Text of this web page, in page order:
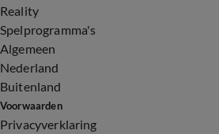
Reality
Spelprogramma's
Algemeen
Nederland
Buitenland
Voorwaarden
Privacyverklaring